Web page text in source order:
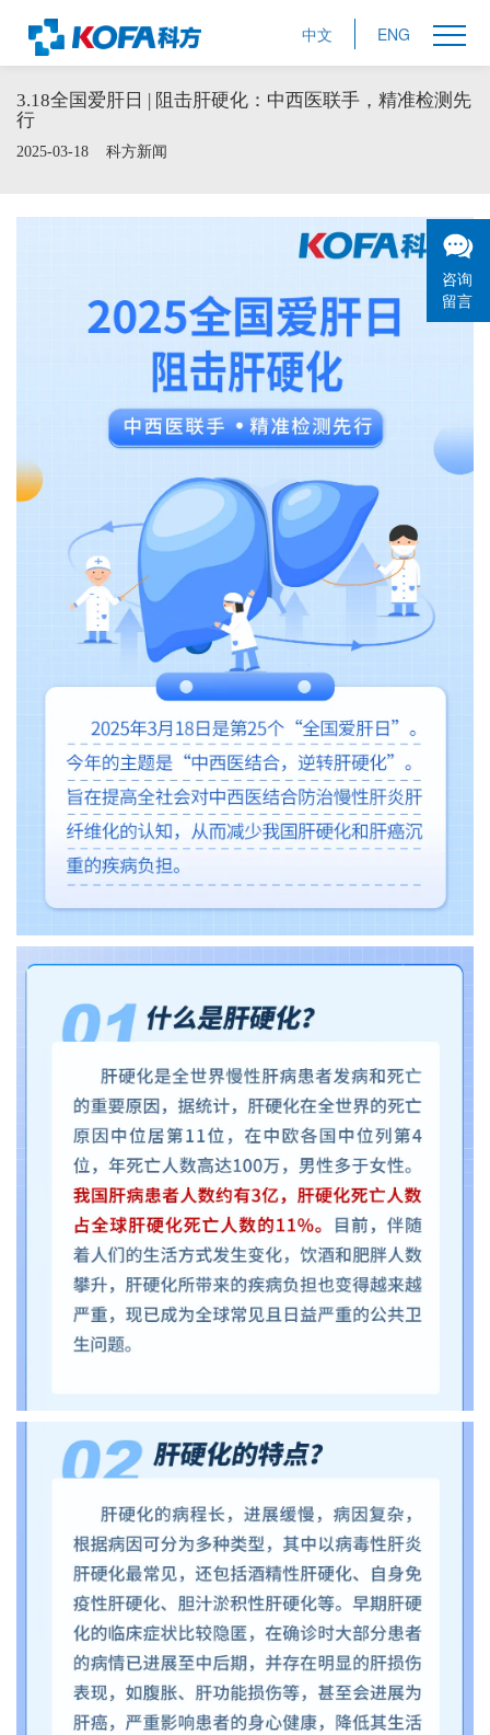
中文 ENG
3.18全国爱肝日 | 阻击肝硬化：中西医联手，精准检测先
行
2025-03-18 科方新闻
咨询
留言